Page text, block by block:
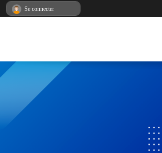
Se connecter
Panneau de gestion des cookies